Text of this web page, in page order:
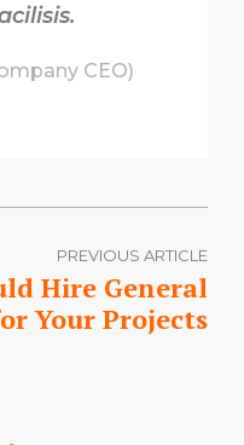
CEO)
PREVIOUS ARTICLE
Hire General
Your Projects